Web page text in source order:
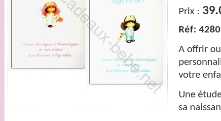
Prix :
Réf: 4280
A offrir
votre
Une
sa